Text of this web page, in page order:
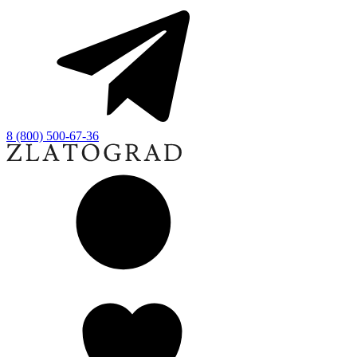
8 (800) 500-67-36